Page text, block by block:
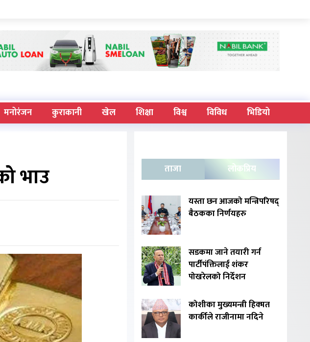
मनोरंजन कुराकानी खेल शिक्षा विश्व विविध भिडियो
भाउ ताजा लोकप्रिय
यस्ता छन आजको मन्त्रिपरिषद्
बैठकका निर्णयहरु
सडकमा जाने तयारी गर्न
पार्टीपंक्तिलाई शंकर
पोखरेलको निर्देशन
कोशीका मुख्यमन्त्री हिक्मत
कार्कीले राजीनामा नदिने